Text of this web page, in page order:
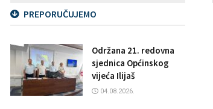
PREPORUČUJEMO
Održana 21. redovna
sjednica Općinskog
vijeća Ilijaš
04.08.2026.